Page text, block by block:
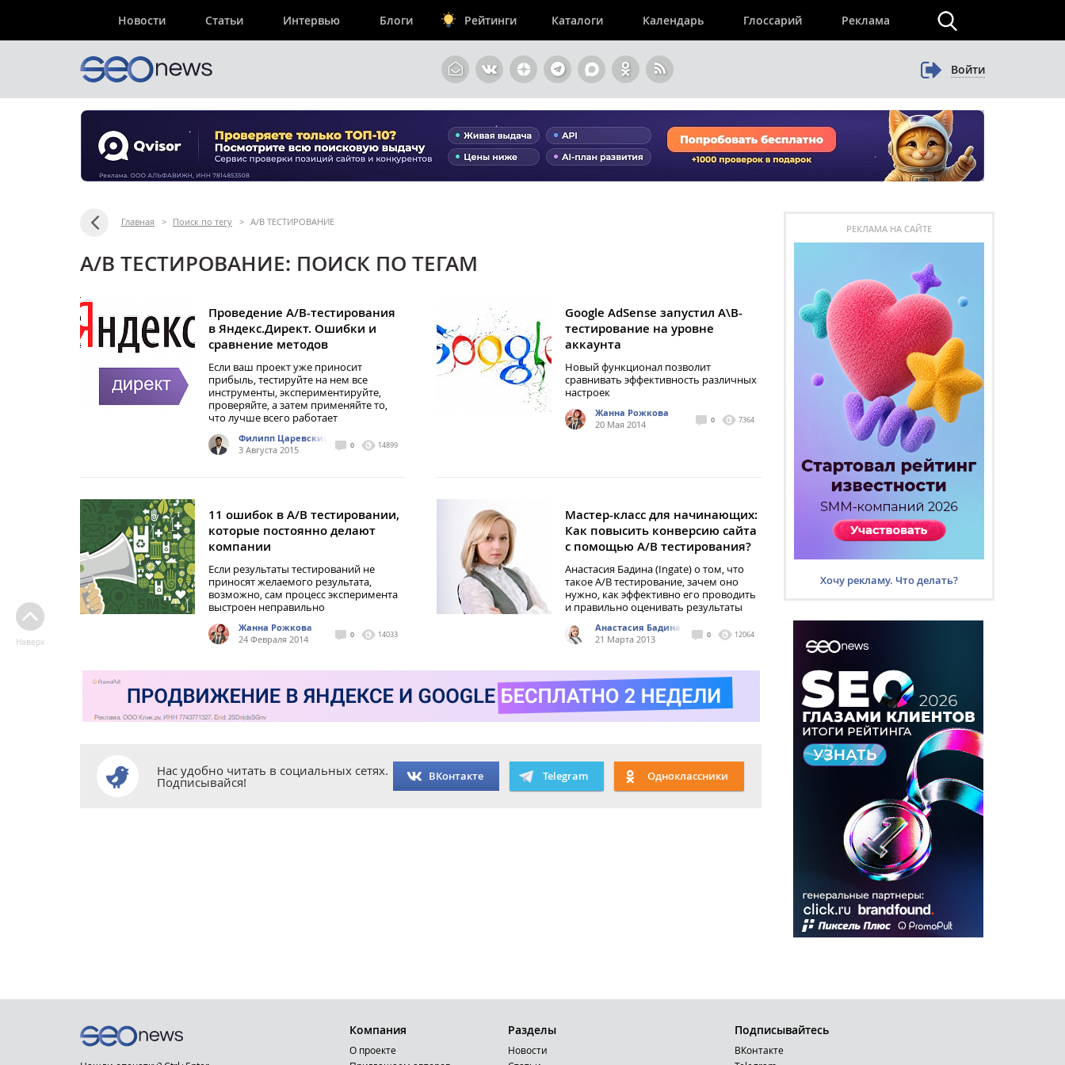
Новости Статьи Интервью Блоги Рейтинги Каталоги Календарь Глоссарий Реклама
Войти
Главная > Поиск по тегу > А/В ТЕСТИРОВАНИЕ
А/В ТЕСТИРОВАНИЕ: ПОИСК ПО ТЕГАМ
Проведение А/В-тестирования
в Яндекс.Директ. Ошибки и
сравнение методов
Если ваш проект уже приносит
прибыль, тестируйте на нем все
инструменты, экспериментируйте,
проверяйте, а затем применяйте то,
что лучше всего работает
Филипп Царевский
3 Августа 2015
0 14899
Google AdSense запустил А\В-
тестирование на уровне
аккаунта
Новый функционал позволит
сравнивать эффективность различных
настроек
Жанна Рожкова
20 Мая 2014
0 7364
11 ошибок в A/B тестировании,
которые постоянно делают
компании
Если результаты тестирований не
приносят желаемого результата,
возможно, сам процесс эксперимента
выстроен неправильно
Жанна Рожкова
24 Февраля 2014
0 14033
Мастер-класс для начинающих:
Как повысить конверсию сайта
с помощью А/В тестирования?
Анастасия Бадина (Ingate) о том, что
такое А/В тестирование, зачем оно
нужно, как эффективно его проводить
и правильно оценивать результаты
Анастасия Бадина
21 Марта 2013
0 12064
Нас удобно читать в социальных сетях.
Подписывайся! ВКонтакте Telegram Одноклассники
Наверх
РЕКЛАМА НА САЙТЕ
Хочу рекламу. Что делать?
Компания
О проекте
Разделы
Новости
Подписывайтесь
ВКонтакте